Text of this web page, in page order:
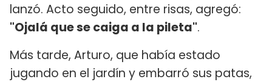
lanzó. Acto seguido, entre risas, agregó:
"Ojalá que se caiga a la pileta".
Más tarde, Arturo, que había estado
jugando en el jardín y embarró sus patas,